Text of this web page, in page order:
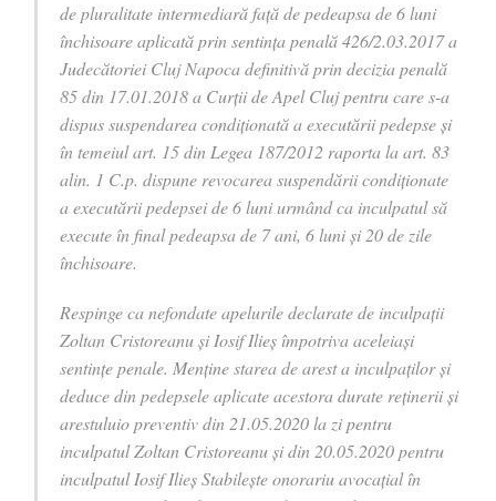
de pluralitate intermediară faţă de pedeapsa de 6 luni
închisoare aplicată prin sentinţa penală 426/2.03.2017 a
Judecătoriei Cluj Napoca definitivă prin decizia penală
85 din 17.01.2018 a Curţii de Apel Cluj pentru care s-a
dispus suspendarea condiţionată a executării pedepse şi
în temeiul art. 15 din Legea 187/2012 raporta la art. 83
alin. 1 C.p. dispune revocarea suspendării condiţionate
a executării pedepsei de 6 luni urmând ca inculpatul să
execute în final pedeapsa de 7 ani, 6 luni şi 20 de zile
închisoare.
Respinge ca nefondate apelurile declarate de inculpaţii
Zoltan Cristoreanu şi Iosif Ilieș împotriva aceleiaşi
sentinţe penale. Menţine starea de arest a inculpaţilor şi
deduce din pedepsele aplicate acestora durate reţinerii şi
arestuluio preventiv din 21.05.2020 la zi pentru
inculpatul Zoltan Cristoreanu şi din 20.05.2020 pentru
inculpatul Iosif Ilieș Stabileşte onorariu avocaţial în